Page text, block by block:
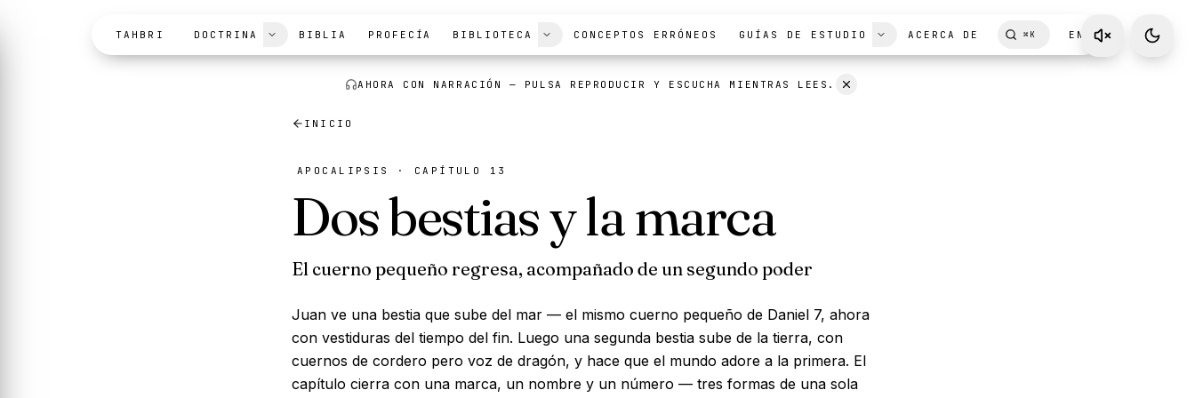
AHORA CON NARRACIÓN — PULSA REPRODUCIR Y ESCUCHA MIENTRAS LEES.
TAHBRI DOCTRINA BIBLIA PROFECÍA BIBLIOTECA CONCEPTOS ERRÓNEOS GUÍAS DE ESTUDIO ACERCA DE ⌘ K EN
INICIO
APOCALIPSIS · CAPÍTULO 13
Dos bestias y la marca
El cuerno pequeño regresa, acompañado de un segundo poder
Juan ve una bestia que sube del mar — el mismo cuerno pequeño de Daniel 7, ahora
con vestiduras del tiempo del fin. Luego una segunda bestia sube de la tierra, con
cuernos de cordero pero voz de dragón, y hace que el mundo adore a la primera. El
capítulo cierra con una marca, un nombre y un número — tres formas de una sola